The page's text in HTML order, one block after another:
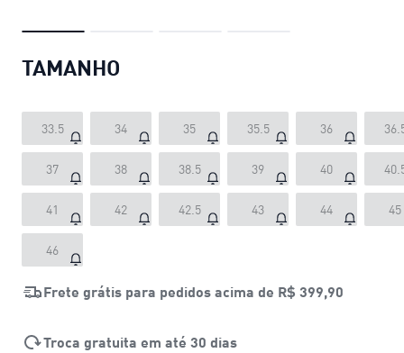
TAMANHO
33.5 34 35 35.5 36
37 38 38.5 39 40
41 42 42.5 43 44 45
46
Frete grátis para pedidos acima de R$ 399,90
Troca gratuita em até 30 dias